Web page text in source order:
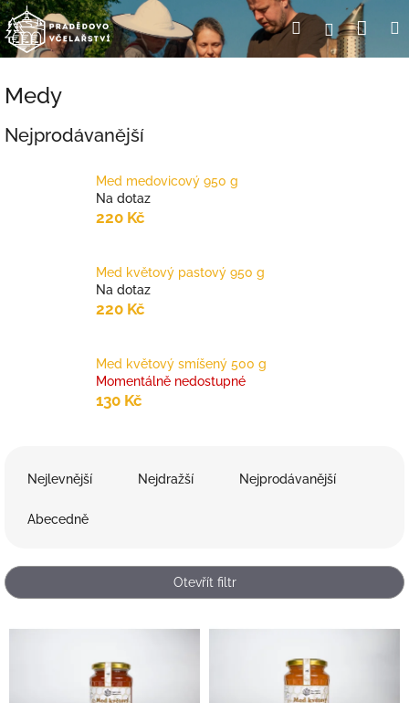
Přejít
na
obsah
HledatPřihlášení
Medy
Nejprodávanější
Med medovicový 950 g
Na dotaz
220 Kč
Med květový pastový 950 g
Na dotaz
220 Kč
Med květový smíšený 500 g
Momentálně nedostupné
130 Kč
p
r
d
Nejlevnější Nejdražší Nejprodávanější
Abecedně
Otevřít filtr
V